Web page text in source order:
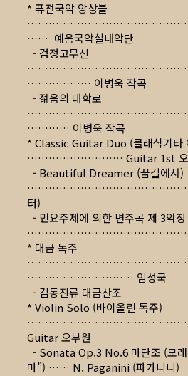
* 퓨전국악 앙상블
…… 예음국악실내악단
- 검정고무신
……………… 이병욱 작곡
- 젊음의 대학로
………… 이병욱 작곡
* Classic Guitar Duo (클래식기타
……………………… Guitar 1st 오부
- Beautiful Dreamer (꿈길에서)
………………………………………… S.
터)
- 민요주제에 의한 변주곡 제 3악장
* 대금 독주
………………………… 임성국
- 김동진류 대금산조
* Violin Solo (바이올린 독주)
…………………………………………
Guitar 오부원
- Sonata Op.3 No.6 마단조 (모래
마”) …… N. Paganini (파가니니)